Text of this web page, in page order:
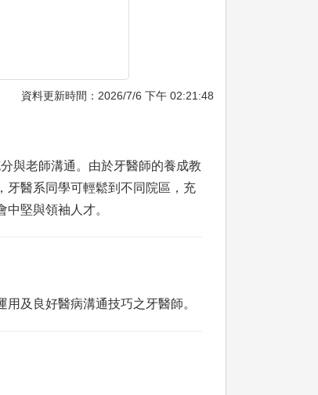
資料更新時間：2026/7/6 下午 02:21:48
與老師溝通。由於牙醫師的養成教
牙醫系同學可輕鬆到不同院區，充
堅與領袖人才。
及良好醫病溝通技巧之牙醫師。